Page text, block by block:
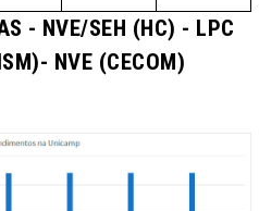
- NVE/SEH (HC) - LPC
NVE (CECOM)